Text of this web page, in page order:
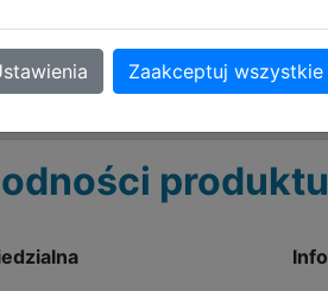
dla każdego fana
Zaakceptuj wszystkie